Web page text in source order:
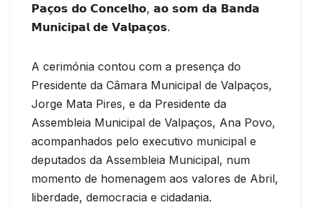
𝗣𝗮𝗰̧𝗼𝘀 𝗱𝗼 𝗖𝗼𝗻𝗰𝗲𝗹𝗵𝗼, 𝗮𝗼 𝘀𝗼𝗺 𝗱𝗮 𝗕𝗮𝗻𝗱𝗮
𝗠𝘂𝗻𝗶𝗰𝗶𝗽𝗮𝗹 𝗱𝗲 𝗩𝗮𝗹𝗽𝗮𝗰̧𝗼𝘀.
A cerimónia contou com a presença do
Presidente da Câmara Municipal de Valpaços,
Jorge Mata Pires, e da Presidente da
Assembleia Municipal de Valpaços, Ana Povo,
acompanhados pelo executivo municipal e
deputados da Assembleia Municipal, num
momento de homenagem aos valores de Abril,
liberdade, democracia e cidadania.